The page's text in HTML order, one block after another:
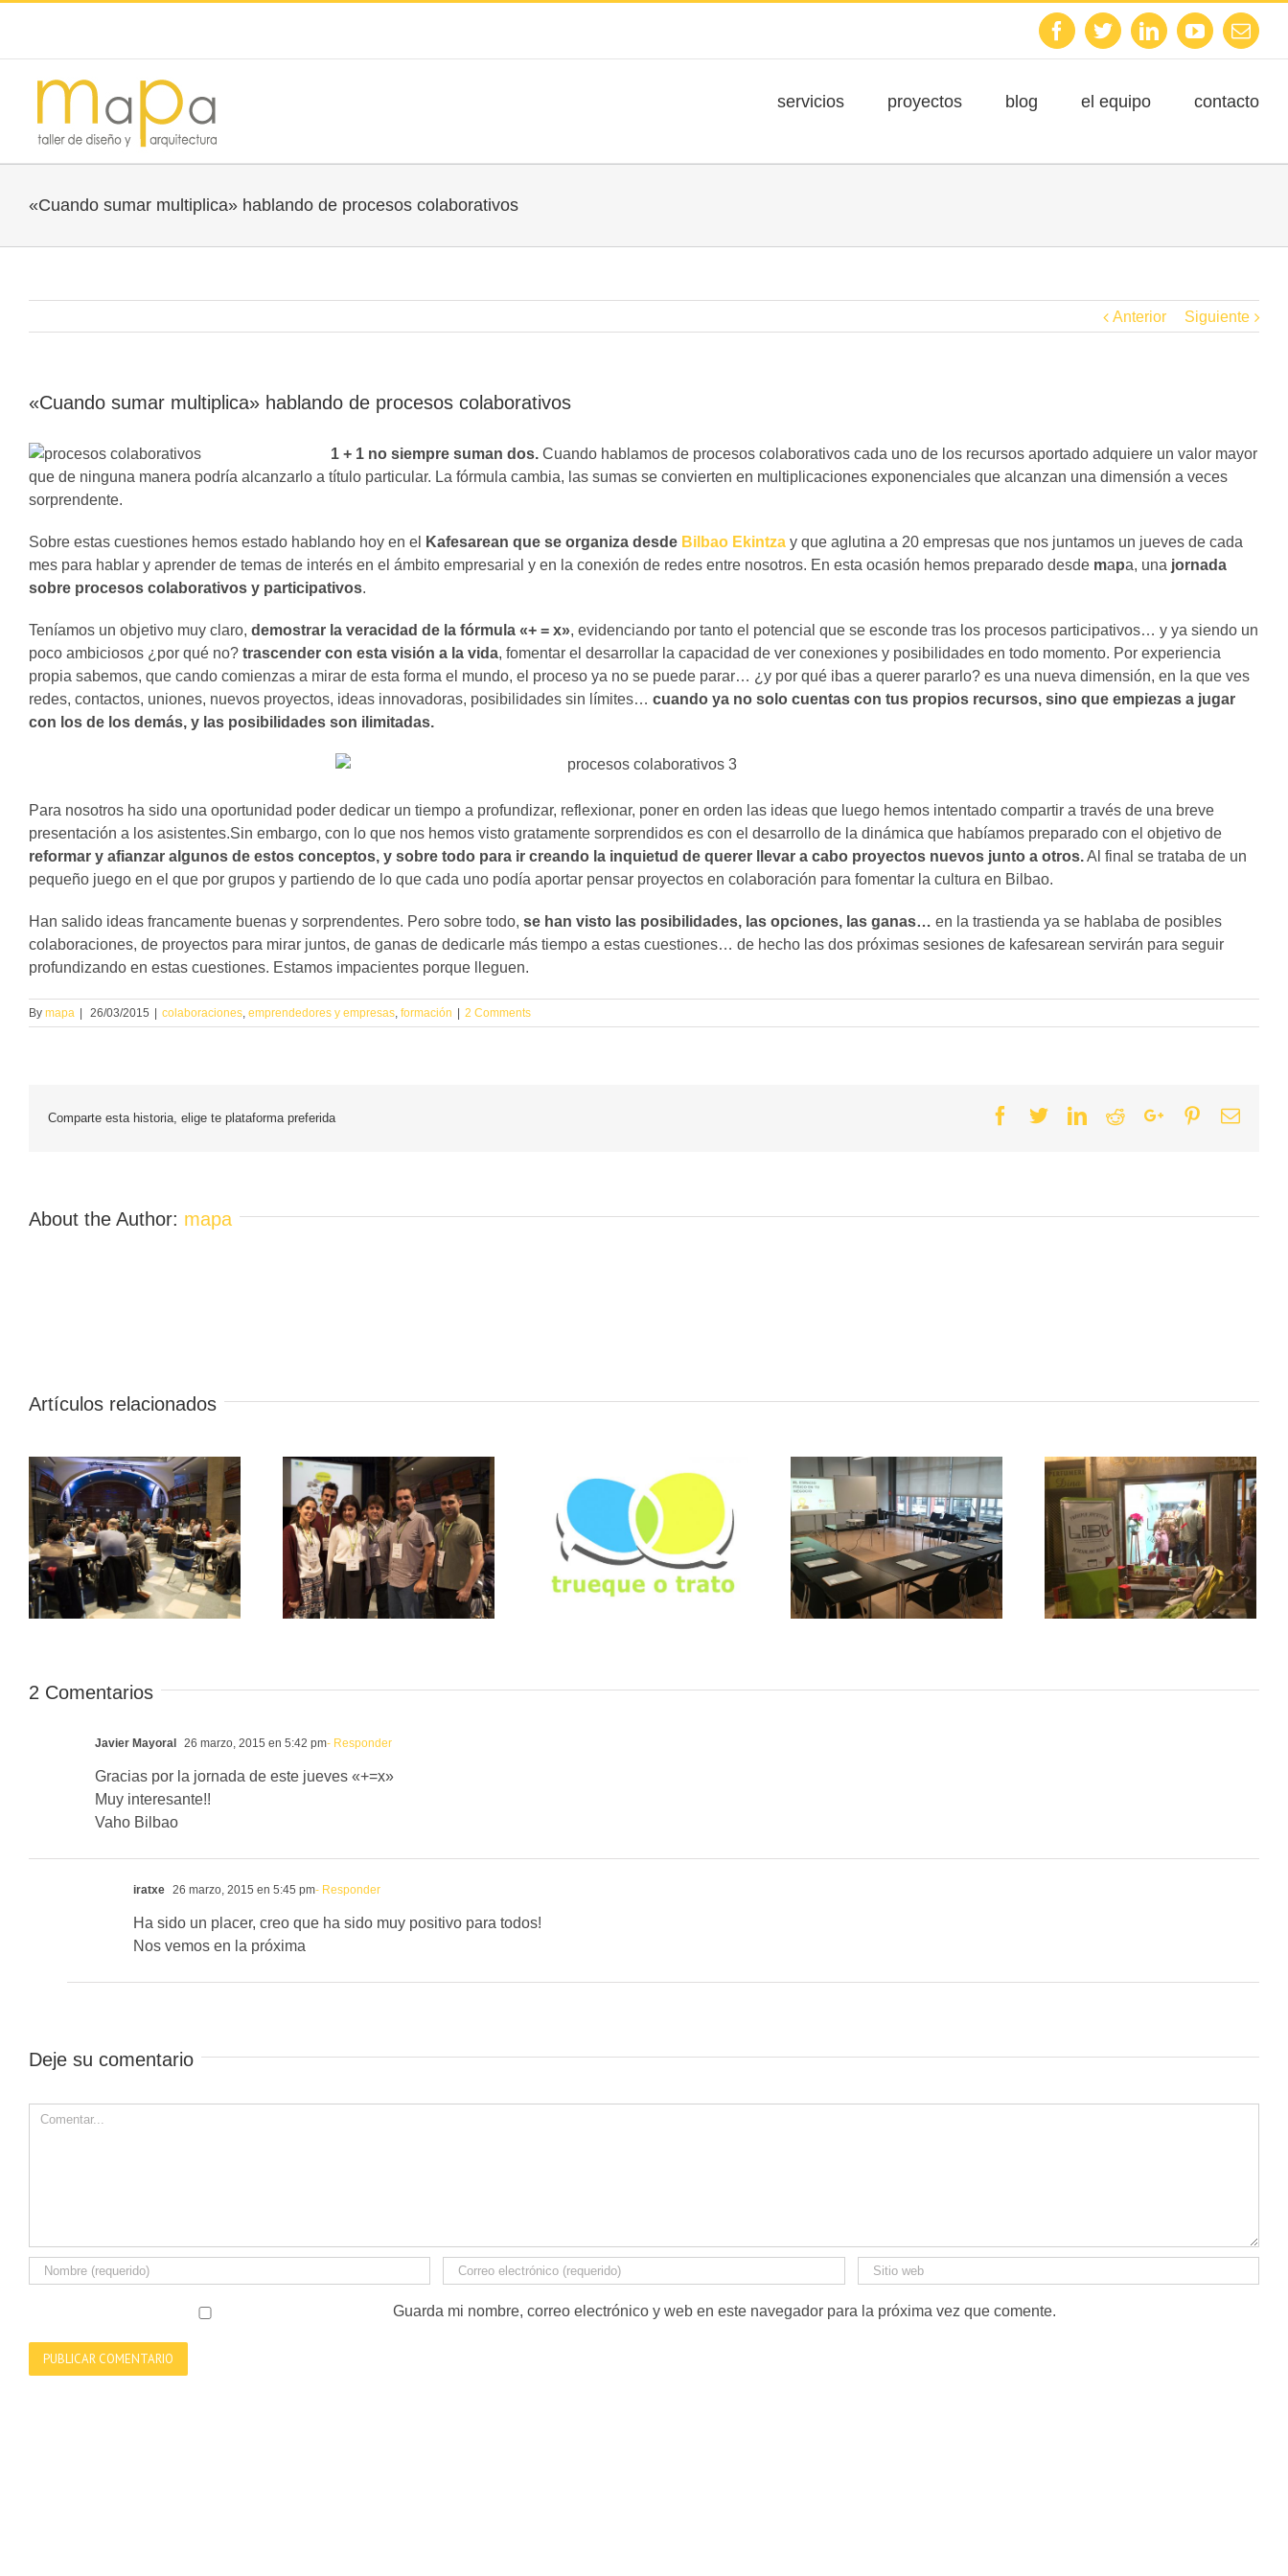
FacebookTwitterLinkedinYoutube
servicios proyectos blog el equipo contacto
«Cuando sumar multiplica» hablando de procesos colaborativos
Anterior Siguiente
«Cuando sumar multiplica» hablando de procesos colaborativos
1 + 1 no siempre suman dos. Cuando hablamos de procesos colaborativos cada uno de los recursos aportado adquiere un valor mayor
que de ninguna manera podría alcanzarlo a título particular. La fórmula cambia, las sumas se convierten en multiplicaciones exponenciales que alcanzan una dimensión a veces
sorprendente.
Sobre estas cuestiones hemos estado hablando hoy en el Kafesarean que se organiza desde Bilbao Ekintza y que aglutina a 20 empresas que nos juntamos un jueves de cada
mes para hablar y aprender de temas de interés en el ámbito empresarial y en la conexión de redes entre nosotros. En esta ocasión hemos preparado desde mapa, una jornada
sobre procesos colaborativos y participativos.
Teníamos un objetivo muy claro, demostrar la veracidad de la fórmula «+ = x», evidenciando por tanto el potencial que se esconde tras los procesos participativos… y ya siendo un
poco ambiciosos ¿por qué no? trascender con esta visión a la vida, fomentar el desarrollar la capacidad de ver conexiones y posibilidades en todo momento. Por experiencia
propia sabemos, que cando comienzas a mirar de esta forma el mundo, el proceso ya no se puede parar… ¿y por qué ibas a querer pararlo? es una nueva dimensión, en la que ves
redes, contactos, uniones, nuevos proyectos, ideas innovadoras, posibilidades sin límites… cuando ya no solo cuentas con tus propios recursos, sino que empiezas a jugar
con los de los demás, y las posibilidades son ilimitadas.
Para nosotros ha sido una oportunidad poder dedicar un tiempo a profundizar, reflexionar, poner en orden las ideas que luego hemos intentado compartir a través de una breve
presentación a los asistentes.Sin embargo, con lo que nos hemos visto gratamente sorprendidos es con el desarrollo de la dinámica que habíamos preparado con el objetivo de
reformar y afianzar algunos de estos conceptos, y sobre todo para ir creando la inquietud de querer llevar a cabo proyectos nuevos junto a otros.Al final se trataba de un
pequeño juego en el que por grupos y partiendo de lo que cada uno podía aportar pensar proyectos en colaboración para fomentar la cultura en Bilbao.
Han salido ideas francamente buenas y sorprendentes. Pero sobre todo, se han visto las posibilidades, las opciones, las ganas… en la trastienda ya se hablaba de posibles
colaboraciones, de proyectos para mirar juntos, de ganas de dedicarle más tiempo a estas cuestiones… de hecho las dos próximas sesiones de kafesarean servirán para seguir
profundizando en estas cuestiones. Estamos impacientes porque lleguen.
By mapa 26/03/2015 colaboraciones, emprendedores y empresas, formación 2 Comments
Comparte esta historia, elige te plataforma preferida Facebook
TwitterLinkedin
RedditGoogle+Pinterest
Email
About the Author: mapa
Artículos relacionados
2 Comentarios
Javier Mayoral 26 marzo, 2015 en 5:42 pm- Responder
Gracias por la jornada de este jueves «+=x»
Muy interesante!!
Vaho Bilbao
iratxe 26 marzo, 2015 en 5:45 pm- Responder
Ha sido un placer, creo que ha sido muy positivo para todos!
Nos vemos en la próxima
Deje su comentario
Comment
Guarda mi nombre, correo electrónico y web en este navegador para la próxima vez que comente.